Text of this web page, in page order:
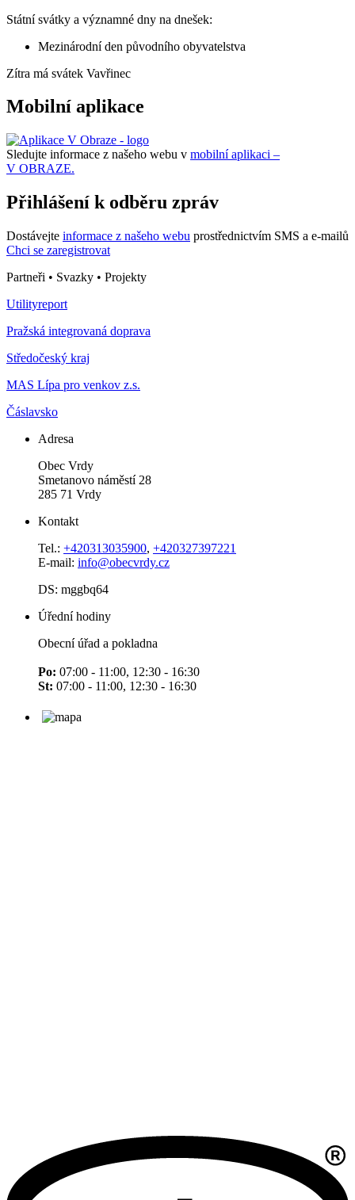
Státní svátky a významné dny na dnešek:
Mezinárodní den původního obyvatelstva
Zítra má svátek Vavřinec
Mobilní aplikace
Sledujte informace z našeho webu v mobilní aplikaci –
V OBRAZE.
Přihlášení k odběru zpráv
Dostávejte informace z našeho webu prostřednictvím SMS a e-mailů
Chci se zaregistrovat
Partneři • Svazky • Projekty
Utilityreport
Pražská integrovaná doprava
Středočeský kraj
MAS Lípa pro venkov z.s.
Čáslavsko
Adresa
Obec Vrdy
Smetanovo náměstí 28
285 71 Vrdy
Kontakt
Tel.: +420313035900, +420327397221
E-mail: info@obecvrdy.cz
DS: mggbq64
Úřední hodiny
Obecní úřad a pokladna
Po: 07:00 - 11:00, 12:30 - 16:30
St: 07:00 - 11:00, 12:30 - 16:30